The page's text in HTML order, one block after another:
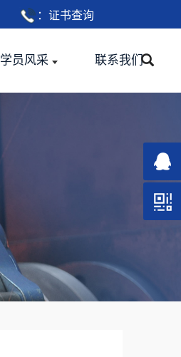
： 证书查询
学员风采 联系我们